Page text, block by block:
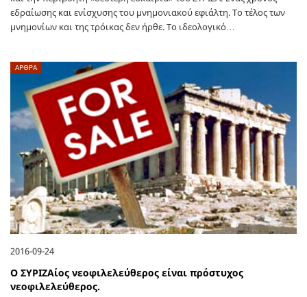
εδραίωσης και ενίσχυσης του μνημονιακού εφιάλτη. Το τέλος των
μνημονίων και της τρόικας δεν ήρθε. Το ιδεολογικό…
ΑΡΘΡΑ
2016-09-24
O ΣΥΡΙΖΑίος νεοφιλελεύθερος είναι πρόστυχος
νεοφιλελεύθερος.